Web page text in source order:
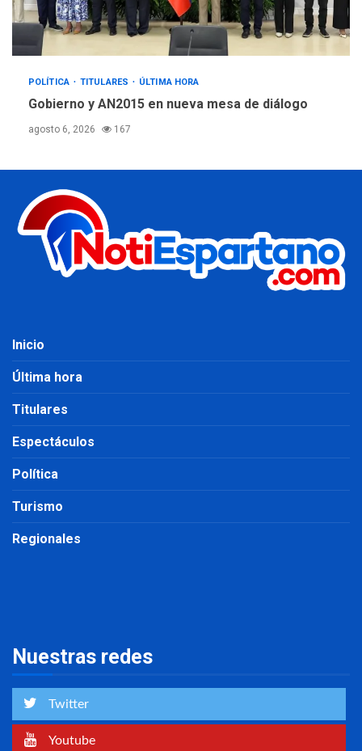
POLÍTICA TITULARES ÚLTIMA HORA
Gobierno y AN2015 en nueva mesa de diálogo
agosto 6, 2026 167
Inicio
Última hora
Titulares
Espectáculos
Política
Turismo
Regionales
Nuestras redes
Twitter
Youtube